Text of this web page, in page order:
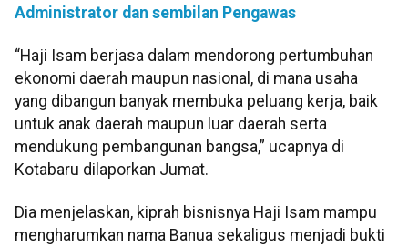
Administrator dan sembilan Pengawas
“Haji Isam berjasa dalam mendorong pertumbuhan
ekonomi daerah maupun nasional, di mana usaha
yang dibangun banyak membuka peluang kerja, baik
untuk anak daerah maupun luar daerah serta
mendukung pembangunan bangsa,” ucapnya di
Kotabaru dilaporkan Jumat.
Dia menjelaskan, kiprah bisnisnya Haji Isam mampu
mengharumkan nama Banua sekaligus menjadi bukti